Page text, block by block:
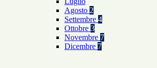
Agosto 2
Settembre 4
Ottobre 3
Novembre 7
Dicembre 7